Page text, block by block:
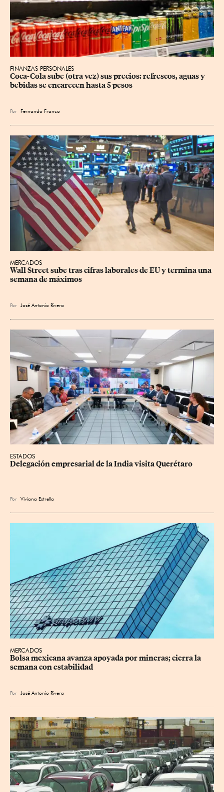
FINANZAS PERSONALES
Coca-Cola sube (otra vez) sus precios: refrescos, aguas y
bebidas se encarecen hasta 5 pesos
Por Fernando Franco
MERCADOS
Wall Street sube tras cifras laborales de EU y termina una
semana de máximos
Por José Antonio Rivera
ESTADOS
Delegación empresarial de la India visita Querétaro
Por Viviana Estrella
MERCADOS
Bolsa mexicana avanza apoyada por mineras; cierra la
semana con estabilidad
Por José Antonio Rivera